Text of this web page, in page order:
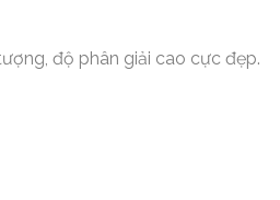
độ phân giải cao cực đẹp.